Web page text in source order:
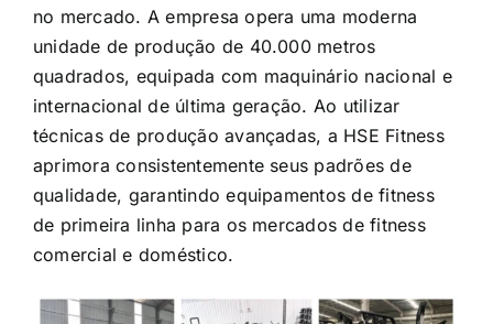
no mercado. A empresa opera uma moderna
unidade de produção de 40.000 metros
quadrados, equipada com maquinário nacional e
internacional de última geração. Ao utilizar
técnicas de produção avançadas, a HSE Fitness
aprimora consistentemente seus padrões de
qualidade, garantindo equipamentos de fitness
de primeira linha para os mercados de fitness
comercial e doméstico.